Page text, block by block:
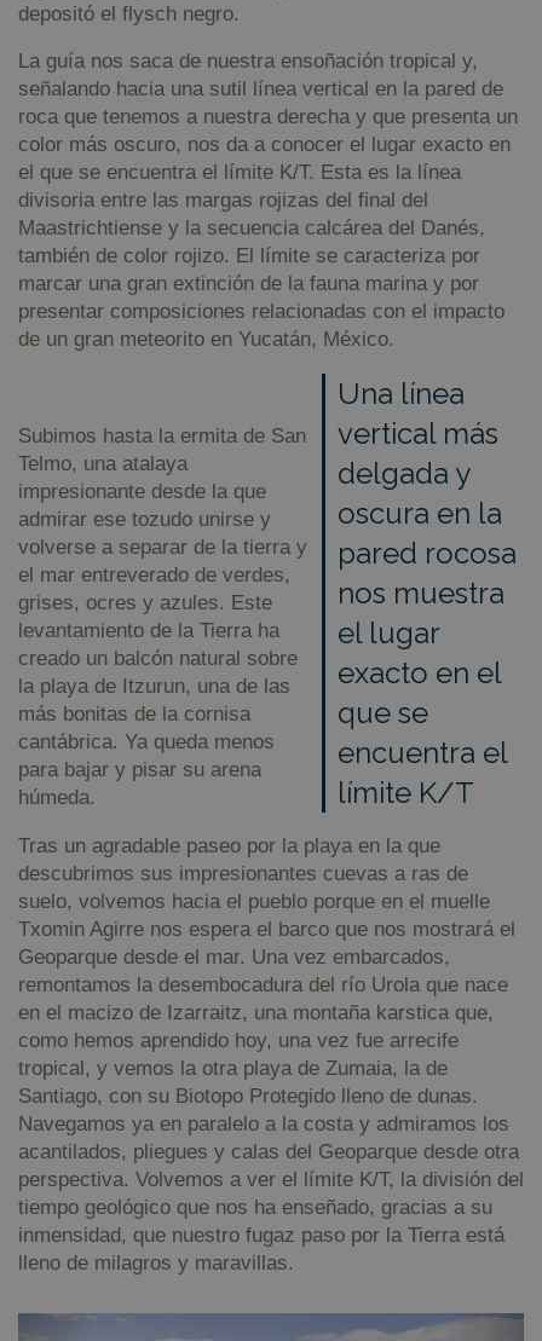
depositó el flysch negro.
La guía nos saca de nuestra ensoñación tropical y,
señalando hacia una sutil línea vertical en la pared de
roca que tenemos a nuestra derecha y que presenta un
color más oscuro, nos da a conocer el lugar exacto en
el que se encuentra el límite K/T. Esta es la línea
divisoria entre las margas rojizas del final del
Maastrichtiense y la secuencia calcárea del Danés,
también de color rojizo. El límite se caracteriza por
marcar una gran extinción de la fauna marina y por
presentar composiciones relacionadas con el impacto
de un gran meteorito en Yucatán, México.
Una línea
vertical más
delgada y
oscura en la
pared rocosa
nos muestra
el lugar
exacto en el
que se
encuentra el
límite K/T
Subimos hasta la ermita de San
Telmo, una atalaya
impresionante desde la que
admirar ese tozudo unirse y
volverse a separar de la tierra y
el mar entreverado de verdes,
grises, ocres y azules. Este
levantamiento de la Tierra ha
creado un balcón natural sobre
la playa de Itzurun, una de las
más bonitas de la cornisa
cantábrica. Ya queda menos
para bajar y pisar su arena
húmeda.
Tras un agradable paseo por la playa en la que
descubrimos sus impresionantes cuevas a ras de
suelo, volvemos hacia el pueblo porque en el muelle
Txomin Agirre nos espera el barco que nos mostrará el
Geoparque desde el mar. Una vez embarcados,
remontamos la desembocadura del río Urola que nace
en el macizo de Izarraitz, una montaña karstica que,
como hemos aprendido hoy, una vez fue arrecife
tropical, y vemos la otra playa de Zumaia, la de
Santiago, con su Biotopo Protegido lleno de dunas.
Navegamos ya en paralelo a la costa y admiramos los
acantilados, pliegues y calas del Geoparque desde otra
perspectiva. Volvemos a ver el límite K/T, la división del
tiempo geológico que nos ha enseñado, gracias a su
inmensidad, que nuestro fugaz paso por la Tierra está
lleno de milagros y maravillas.